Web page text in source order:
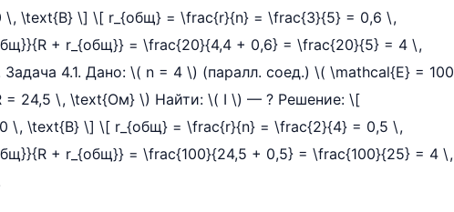
\, \text{В} \] \[ r_{общ} = \frac{r}{n} = \frac{3}{5} = 0,6 \,
+ r_{общ}} = \frac{20}{4,4 + 0,6} = \frac{20}{5} = 4 \,
4.1. Дано: \( n = 4 \) (паралл. соед.) \( \mathcal{E} = 100
24,5 \, \text{Ом} \) Найти: \( I \) — ? Решение: \[
\, \text{В} \] \[ r_{общ} = \frac{r}{n} = \frac{2}{4} = 0,5 \,
+ r_{общ}} = \frac{100}{24,5 + 0,5} = \frac{100}{25} = 4 \,